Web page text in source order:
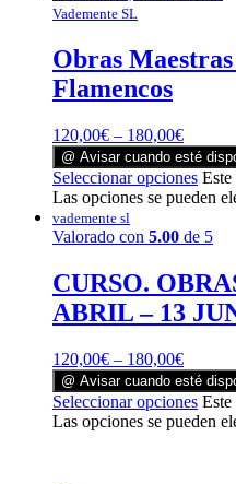
Vademente SL
Obras
Flamencos
120,00€ – 180,00€
@ Avisar cuando esté
Seleccionar opciones
Las opciones se pueden
vademente sl
Valorado con 5.00 de 5
CURSO.
ABRIL – 13
120,00€ – 180,00€
@ Avisar cuando esté
Seleccionar opciones
Las opciones se pueden